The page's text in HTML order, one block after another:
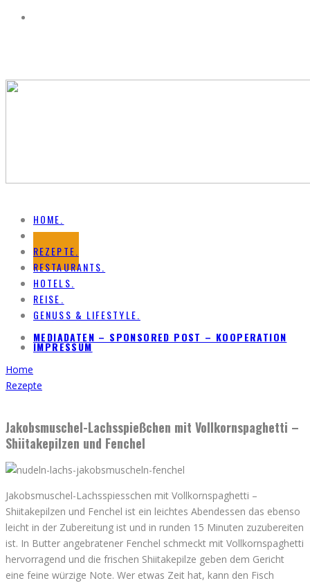
HOME.
NEWS.
REZEPTE.
RESTAURANTS.
HOTELS.
REISE.
GENUSS & LIFESTYLE.
MEDIADATEN – SPONSORED POST – KOOPERATION
IMPRESSUM
Home
Rezepte
Jakobsmuschel-Lachsspießchen mit Vollkornspaghetti –
Shiitakepilzen und Fenchel
Jakobsmuschel-Lachsspiesschen mit Vollkornspaghetti –
Shiitakepilzen und Fenchel ist ein leichtes Abendessen das ebenso
leicht in der Zubereitung ist und in runden 15 Minuten zuzubereiten
ist. In Butter angebratener Fenchel schmeckt mit Vollkornspaghetti
hervorragend und die frischen Shiitakepilze geben dem Gericht
eine feine würzige Note. Wer etwas Zeit hat, kann den Fisch